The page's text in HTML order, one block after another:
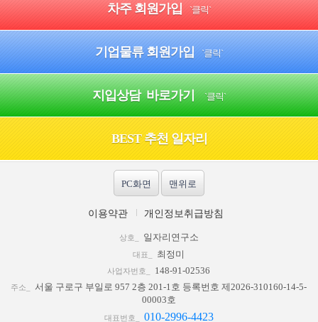
차주 회원가입 `클릭`
기업물류 회원가입 `클릭`
지입상담 바로가기 `클릭`
BEST 추천 일자리
PC화면 맨위로
이용약관 개인정보취급방침
상호_ 일자리연구소
대표_ 최정미
사업자번호_ 148-91-02536
주소_서울 구로구 부일로 957 2층 201-1호 등록번호 제2026-310160-14-5-
00003호
대표번호_ 010-2996-4423